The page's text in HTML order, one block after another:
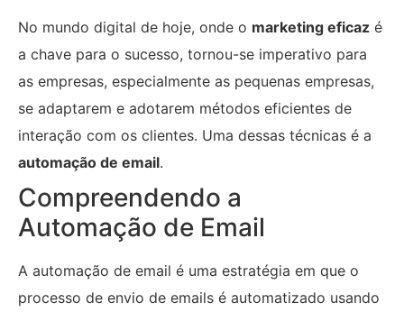
No mundo digital de hoje, onde o marketing eficaz é
a chave para o sucesso, tornou-se imperativo para
as empresas, especialmente as pequenas empresas,
se adaptarem e adotarem métodos eficientes de
interação com os clientes. Uma dessas técnicas é a
automação de email.
Compreendendo a
Automação de Email
A automação de email é uma estratégia em que o
processo de envio de emails é automatizado usando